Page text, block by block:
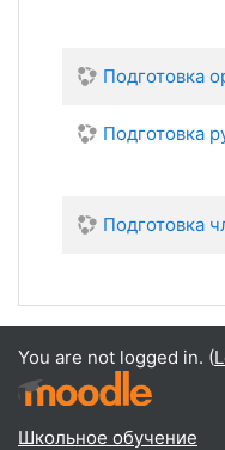
Подготовка
Подготовка
Подготовка
You are not logged in. (
Школьное обучение